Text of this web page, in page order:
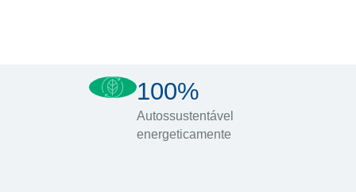
100%
Autossustentável
energeticamente